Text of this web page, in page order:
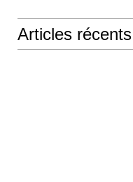
Articles récents